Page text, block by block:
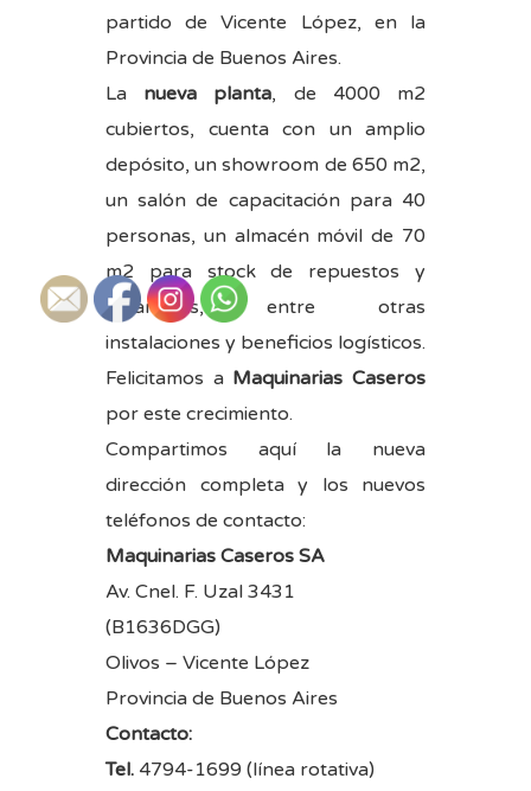
partido de Vicente López, en la
Provincia de Buenos Aires.
La nueva planta, de 4000 m2
cubiertos, cuenta con un amplio
depósito, un showroom de 650 m2,
un salón de capacitación para 40
personas, un almacén móvil de 70
m2 para stock de repuestos y
recambios, entre otras
instalaciones y beneficios logísticos.
Felicitamos a Maquinarias Caseros
por este crecimiento.
Compartimos aquí la nueva
dirección completa y los nuevos
teléfonos de contacto:
Maquinarias Caseros SA
Av. Cnel. F. Uzal 3431
(B1636DGG)
Olivos – Vicente López
Provincia de Buenos Aires
Contacto:
Tel. 4794-1699 (línea rotativa)